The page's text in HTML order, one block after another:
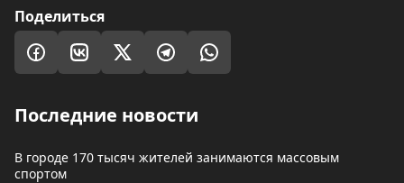
Поделиться
Последние новости
В городе 170 тысяч жителей занимаются массовым
спортом